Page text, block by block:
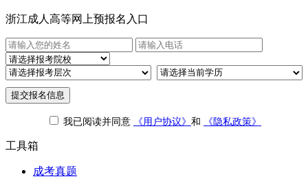
浙江成人高等网上预报名入口
提交报名信息
我已阅读并同意 《用户协议》 和 《隐私政策》
工具箱
成考真题